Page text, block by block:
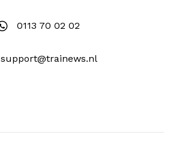
0113 70 02 02
support@trainews.nl